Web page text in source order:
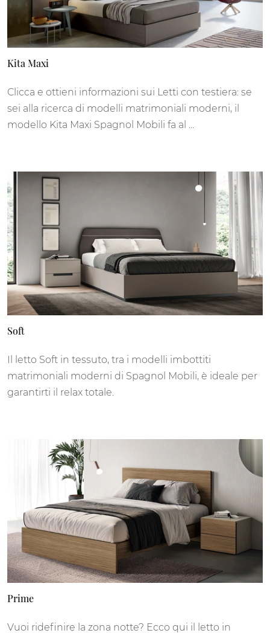
Kita Maxi
Clicca e ottieni informazioni sui Letti con testiera: se
sei alla ricerca di modelli matrimoniali moderni, il
modello Kita Maxi Spagnol Mobili fa al ...
Soft
Il letto Soft in tessuto, tra i modelli imbottiti
matrimoniali moderni di Spagnol Mobili, è ideale per
garantirti il relax totale.
Prime
Vuoi ridefinire la zona notte? Ecco qui il letto in